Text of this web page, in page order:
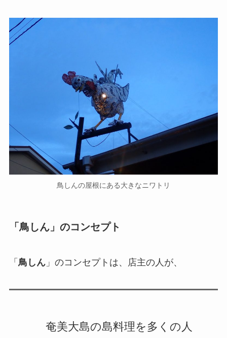
鳥しんの屋根にある大きなニワトリ
「鳥しん」のコンセプト
「 鳥しん」のコンセプトは、店主の人が、
奄美大島の島料理を多くの人